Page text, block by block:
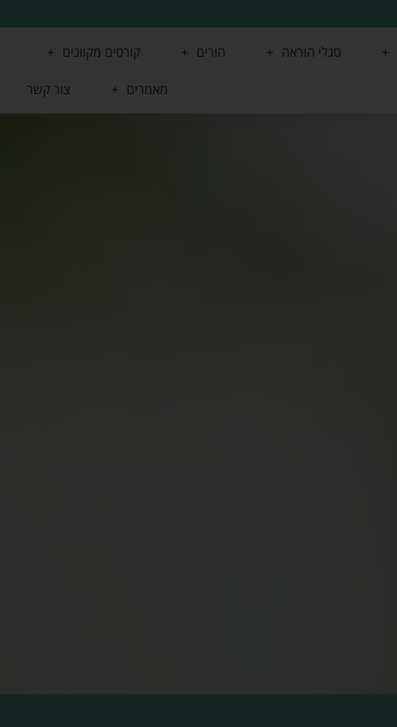
סגלי הוראה הורים קורסים מקוונים
מאמרים צור קשר